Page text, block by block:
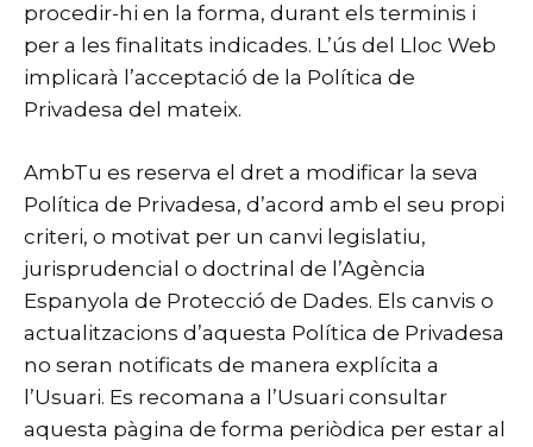
procedir-hi en la forma, durant els terminis i
per a les finalitats indicades. L’ús del Lloc Web
implicarà l’acceptació de la Política de
Privadesa del mateix.
AmbTu es reserva el dret a modificar la seva
Política de Privadesa, d’acord amb el seu propi
criteri, o motivat per un canvi legislatiu,
jurisprudencial o doctrinal de l’Agència
Espanyola de Protecció de Dades. Els canvis o
actualitzacions d’aquesta Política de Privadesa
no seran notificats de manera explícita a
l’Usuari. Es recomana a l’Usuari consultar
aquesta pàgina de forma periòdica per estar al